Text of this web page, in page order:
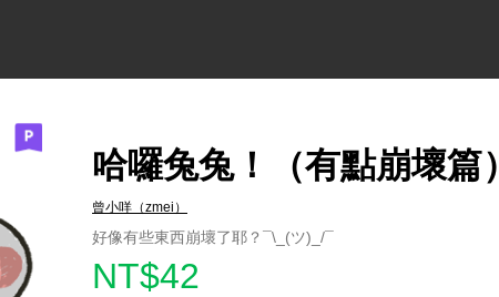
哈囉兔兔！（有點崩壞篇）
曾小咩（zmei）
好像有些東西崩壞了耶？¯\_(ツ)_/¯
NT$42